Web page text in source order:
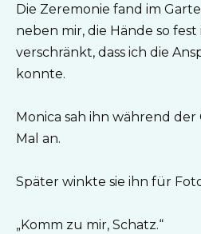
Die Zeremonie fand im
neben mir, die Hände so
verschränkt, dass ich die
konnte.
Monica sah ihn während
Mal an.
Später winkte sie ihn für
„Komm zu mir, Schatz.“